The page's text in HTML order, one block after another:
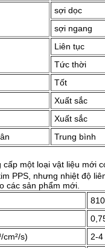
sợi dọc
sợi ngang
Liên tục
Tức thời
Tốt
Xuất sắc
Xuất sắc
Trung bình
cấp một loại vật liệu mới
PPS, nhưng nhiệt độ
các sản phẩm mới.
810
s)
2-4